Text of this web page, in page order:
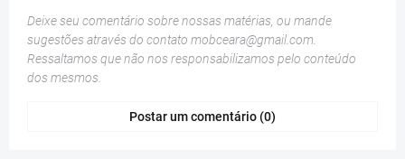
Deixe seu comentário sobre nossas matérias, ou mande
sugestões através do contato mobceara@gmail.com
Ressaltamos que não nos responsabilizamos pelo conteúdo
dos mesmos.
Postar um comentário (0)